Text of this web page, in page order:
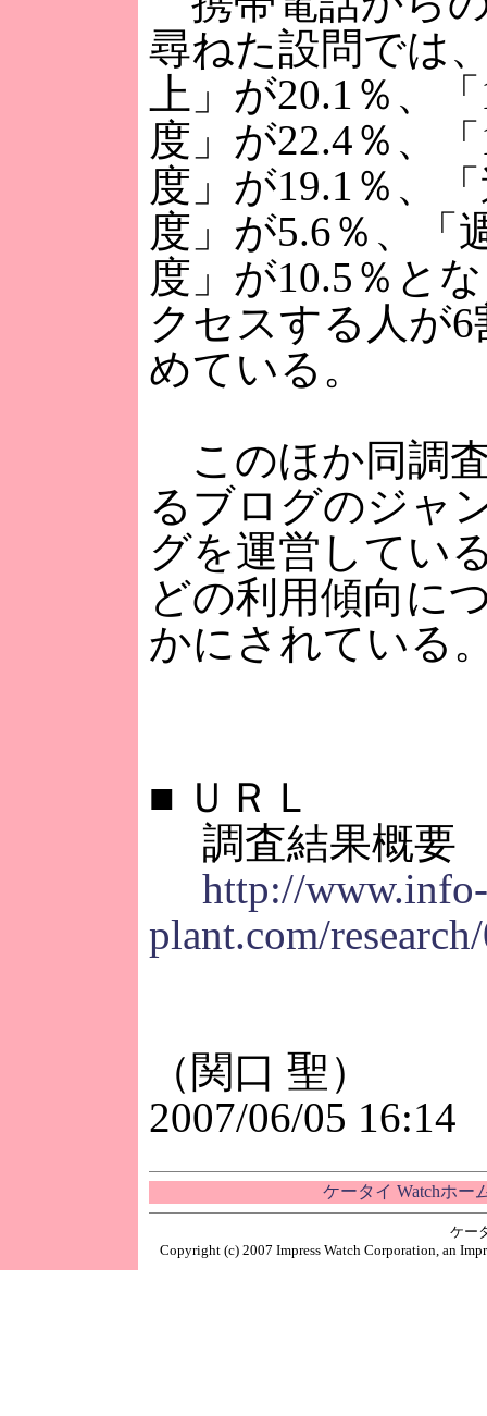
尋ねた設問では
上」が20.1％、
度」が22.4％、
度」が19.1％、
度」が5.6％、「
度」が10.5％と
クセスする人が
めている。
このほか同調
るブログのジャ
グを運営してい
どの利用傾向に
かにされている
■ ＵＲＬ
調査結果概要
http://www.info-
plant.com/
（関口 聖）
2007/06/05 16:14
ケータイ Watchホー
ケー
Copyright (c) 2007 Impress Watch Corporation, an